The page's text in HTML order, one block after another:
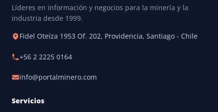
Líderes en información y negocios para la minería y la
industria desde 1999.
Fidel Oteíza 1953 Of. 202, Providencia, Santiago - Chile
+56 2 2225 0164
info@portalminero.com
Servicios